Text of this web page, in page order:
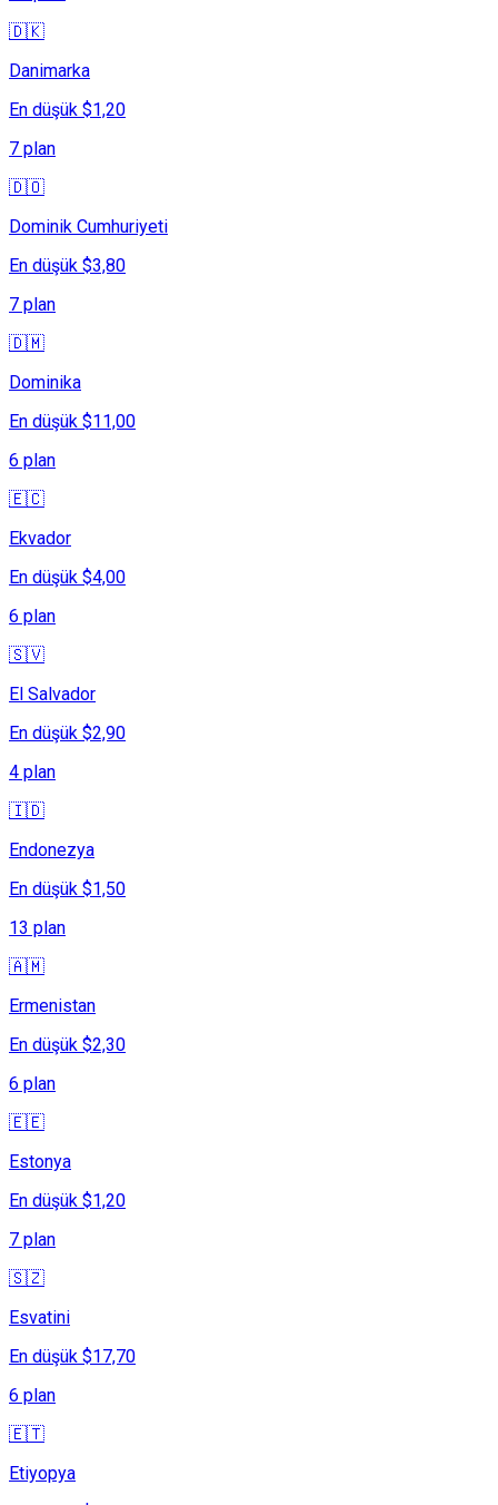
🇩🇰
Danimarka
En düşük $1,20
7 plan
🇩🇴
Dominik Cumhuriyeti
En düşük $3,80
7 plan
🇩🇲
Dominika
En düşük $11,00
6 plan
🇪🇨
Ekvador
En düşük $4,00
6 plan
🇸🇻
El Salvador
En düşük $2,90
4 plan
🇮🇩
Endonezya
En düşük $1,50
13 plan
🇦🇲
Ermenistan
En düşük $2,30
6 plan
🇪🇪
Estonya
En düşük $1,20
7 plan
🇸🇿
Esvatini
En düşük $17,70
6 plan
🇪🇹
Etiyopya